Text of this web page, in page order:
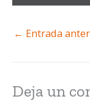
← Entrada
Deja un